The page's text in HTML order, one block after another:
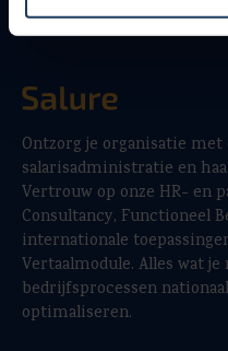
Ontzorg je organisatie
salarisadministratie en
Vertrouw op onze HR- en
Consultancy, Functioneel
internationale
Vertaalmodule. Alles wat
bedrijfsprocessen
optimaliseren.